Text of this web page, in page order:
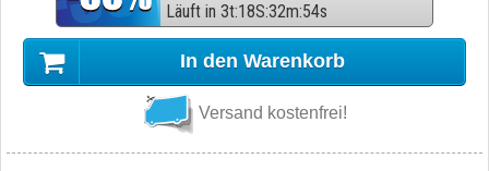
Läuft in 3t:18S:32m:53s
In den Warenkorb
Versand kostenfrei!